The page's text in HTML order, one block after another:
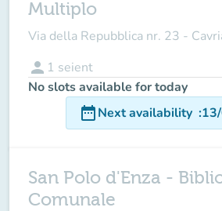
Multiplo
Via della Repubblica nr. 23 -
person 1 seient
No slots available for today
date_rangeNext availability :
San Polo d'Enza -
Comunale